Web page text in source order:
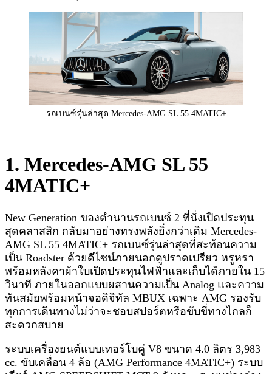
รถเบนซ์รุ่นล่าสุด Mercedes-AMG SL 55 4MATIC+
1. Mercedes-AMG SL 55
4MATIC+
New Generation ของตำนานรถเบนซ์ 2 ที่นั่งเปิดประทุน
สุดคลาสสิก กลับมาอย่างทรงพลังยิ่งกว่าเดิม Mercedes-
AMG SL 55 4MATIC+ รถเบนซ์รุ่นล่าสุดที่สะท้อนความ
เป็น Roadster ด้วยดีไซน์ภายนอกดูปราดเปรียว หรูหรา
พร้อมหลังคาผ้าใบเปิดประทุนไฟฟ้าและเก็บได้ภายใน 15
วินาที ภายในออกแบบผสานความเป็น Analog และความ
ทันสมัยพร้อมหน้าจอดิจิทัล MBUX เฉพาะ AMG รองรับ
ทุกการเดินทางไม่ว่าจะชอบสปอร์ตหรือขับขี่ทางไกลก็
สะดวกสบาย
ระบบเครื่องยนต์แบบเทอร์โบคู่ V8 ขนาด 4.0 ลิตร 3,983
cc. ขับเคลื่อน 4 ล้อ (AMG Performance 4MATIC+) ระบบ